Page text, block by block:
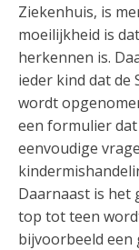
Ziekenhuis, is
moeilijkheid is
herkennen is.
ieder kind dat de
wordt
een formulier
eenvoudige
Daarnaast is het
top tot teen
bijvoorbeeld een